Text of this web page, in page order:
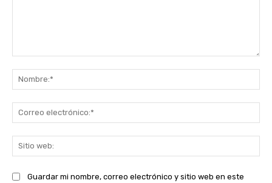
Guardar mi nombre, correo electrónico y sitio web en este